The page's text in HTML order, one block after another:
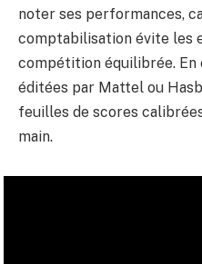
noter ses performances,
comptabilisation évite les
compétition équilibrée. En
éditées par Mattel ou
feuilles de scores
main.